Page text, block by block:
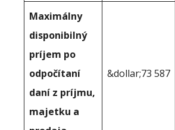
Maximálny
disponibilný
príjem po
odpočítaní
daní z príjmu,
majetku a
&dollar;73 587